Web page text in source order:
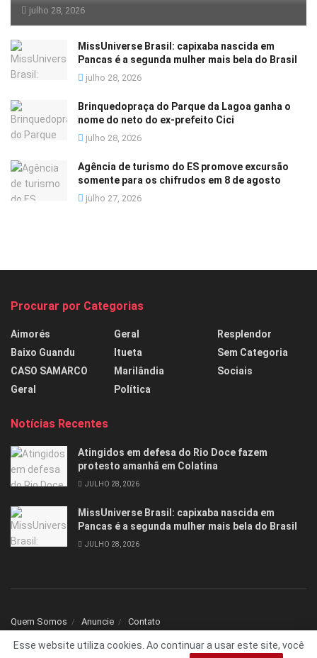
julho 28, 2026
MissUniverse Brasil: capixaba nascida em
Pancas é a segunda mulher mais bela do Brasil
julho 28, 2026
Brinquedopraça do Parque da Lagoa ganha o
nome do neto do ex-prefeito Cici
julho 28, 2026
Agência de turismo do ES promove excursão
somente para os chifrudos em 8 de agosto
julho 27, 2026
Procurar por Categorias
Aimorés
Baixo Guandu
CASO SAMARCO
Geral
Geral
Itueta
Marilândia
Política
Resplendor
Sem Categoria
Sociais
Notícias Recentes
Atingidos em defesa do Rio Doce fazem
protesto amanhã em Colatina
JULHO 28, 2026
MissUniverse Brasil: capixaba nascida em
Pancas é a segunda mulher mais bela do Brasil
JULHO 28, 2026
Quem Somos Anuncie Contato
© 2025 Todos os direitos reservados Folha1 - Desenvolvido por dNNr Dev
Esse website utiliza cookies. Ao continuar a usar este site, você